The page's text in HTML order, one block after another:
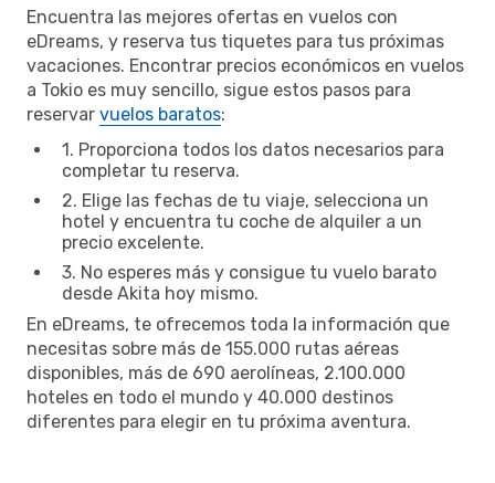
Encuentra las mejores ofertas en vuelos con
eDreams, y reserva tus tiquetes para tus próximas
vacaciones. Encontrar precios económicos en vuelos
a Tokio es muy sencillo, sigue estos pasos para
reservar vuelos baratos:
1. Proporciona todos los datos necesarios para
completar tu reserva.
2. Elige las fechas de tu viaje, selecciona un
hotel y encuentra tu coche de alquiler a un
precio excelente.
3. No esperes más y consigue tu vuelo barato
desde Akita hoy mismo.
En eDreams, te ofrecemos toda la información que
necesitas sobre más de 155.000 rutas aéreas
disponibles, más de 690 aerolíneas, 2.100.000
hoteles en todo el mundo y 40.000 destinos
diferentes para elegir en tu próxima aventura.